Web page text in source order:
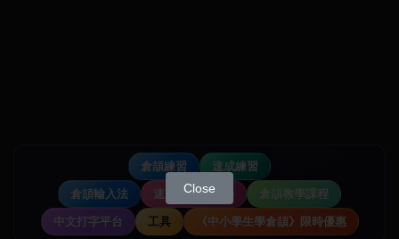
倉頡練習
速成練習
倉頡輸入法
速成輸入法教學
倉頡教學課程
中文打字平台
工具 《中小學生學倉頡》限時優惠
Close